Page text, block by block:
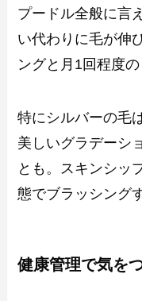
プードル全般に言
い代わりに毛が伸
ングと月1回程度
特にシルバーの毛
美しいグラデーシ
とも。スキンシッ
態でブラッシング
健康管理で気を